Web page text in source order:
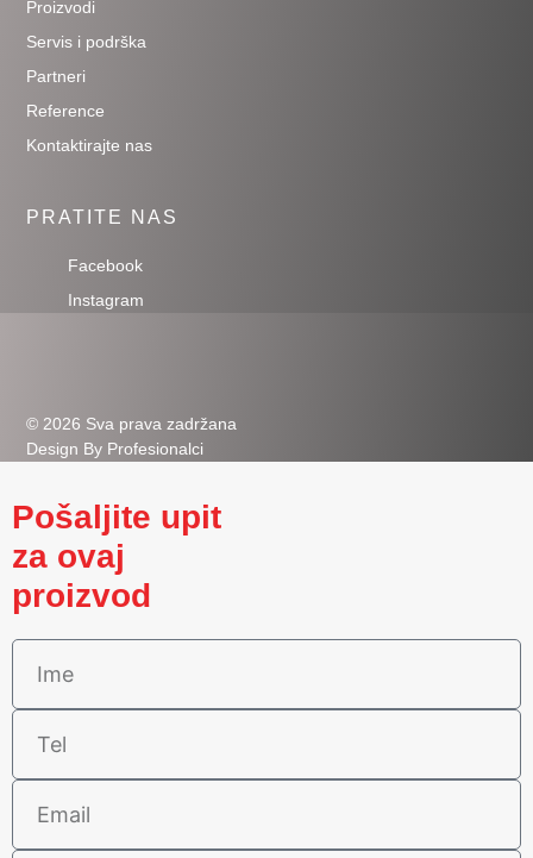
Proizvodi
Servis i podrška
Partneri
Reference
Kontaktirajte nas
PRATITE NAS
Facebook
Instagram
© 2026 Sva prava zadržana
Design By Profesionalci
Pošaljite upit
za ovaj
proizvod